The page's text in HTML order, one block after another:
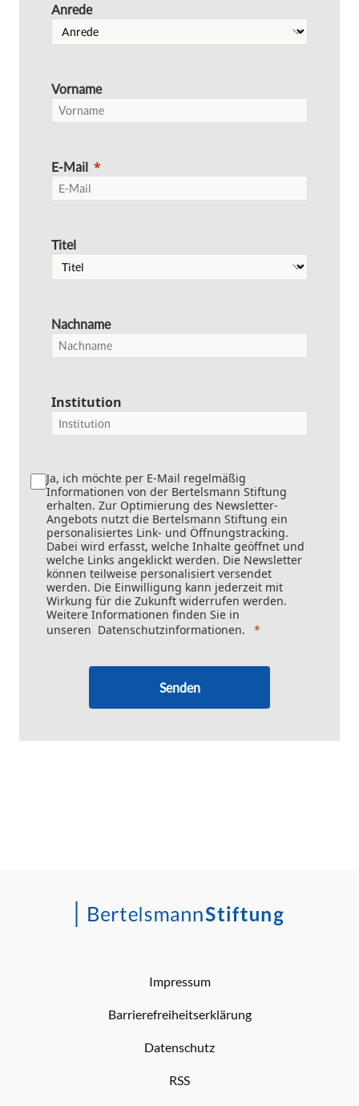
Anrede
Vorname
E-Mail
Titel
Nachname
Institution
Ja, ich möchte per E-Mail regelmäßig
Informationen von der Bertelsmann Stiftung
erhalten. Zur Optimierung des Newsletter-
Angebots nutzt die Bertelsmann Stiftung ein
personalisiertes Link- und Öffnungstracking.
Dabei wird erfasst, welche Inhalte geöffnet und
welche Links angeklickt werden. Die Newsletter
können teilweise personalisiert versendet
werden. Die Einwilligung kann jederzeit mit
Wirkung für die Zukunft widerrufen werden.
Weitere Informationen finden Sie in
unseren Datenschutzinformationen.
Senden
Impressum
Barrierefreiheitserklärung
Datenschutz
RSS